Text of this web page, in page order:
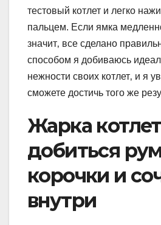
тестовый котлет и легко
пальцем. Если ямка
значит‚ все сделано
способом я добиваюсь
нежности своих котлет‚ и я
сможете достичь того же
Жарка
добиться
корочки и
внутри